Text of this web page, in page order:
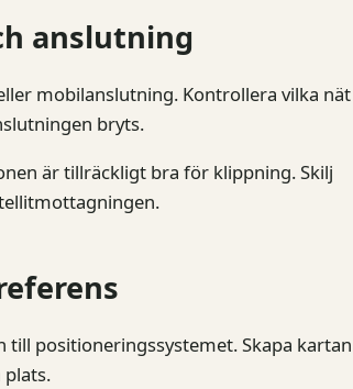
anslutning
mobilanslutning. Kontrollera vilka nät
bryts.
är tillräckligt bra för klippning. Skilj
positioneringssystemet. Skapa kartan